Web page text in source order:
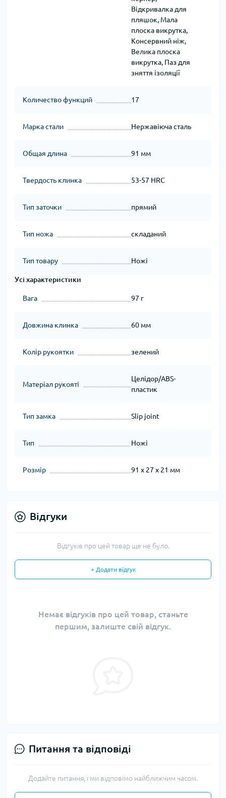
Відкривалка для
пляшок, Мала
плоска викрутка,
Консервний ніж,
Велика плоска
викрутка, Паз для
зняття ізоляції
Количество функций 17
Марка стали Нержавіюча сталь
Общая длина 91 мм
Твердость клинка 53-57 HRC
Тип заточки прямий
Тип ножа складаний
Тип товару Ножі
Усі характеристики
Вага 97 г
Довжина клинка 60 мм
Колір рукоятки зелений
Матеріал рукояті
Целідор/ABS-
пластик
Тип замка Slip joint
Тип Ножі
Розмір 91 x 27 x 21 мм
Відгуки
Відгуків про цей товар ще не було.
+ Додати відгук
Немає відгуків про цей товар, станьте
першим, залиште свій відгук.
Питання та відповіді
Додайте питання, і ми відповімо найближчим часом.